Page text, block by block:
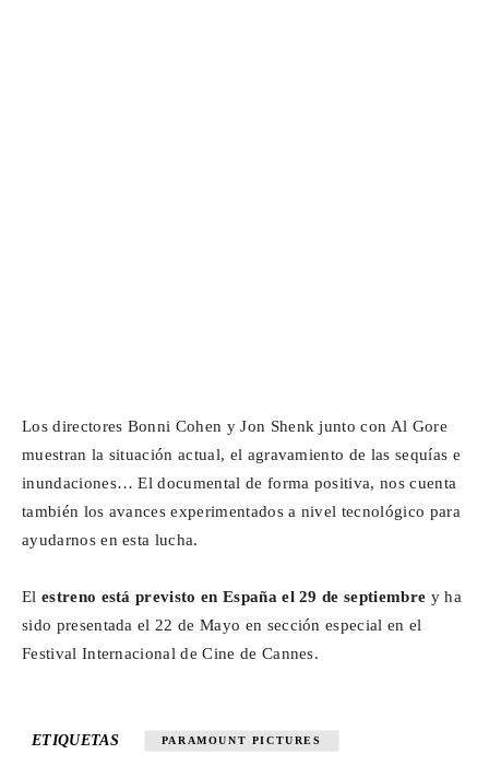
Los directores Bonni Cohen y Jon Shenk junto con Al Gore
muestran la situación actual, el agravamiento de las sequías e
inundaciones… El documental de forma positiva, nos cuenta
también los avances experimentados a nivel tecnológico para
ayudarnos en esta lucha.
El estreno está previsto en España el 29 de septiembre y ha
sido presentada el 22 de Mayo en sección especial en el
Festival Internacional de Cine de Cannes.
ETIQUETAS PARAMOUNT PICTURES